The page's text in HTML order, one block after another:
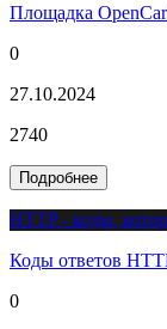
Площадка
0
27.10.2024
2740
Подробнее
HTTP - коды,
Коды ответов
0